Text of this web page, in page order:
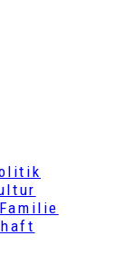
Familie